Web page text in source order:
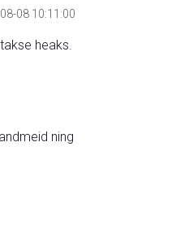
08 10:11:00
heaks.
ning